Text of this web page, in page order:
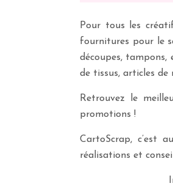
Pour tous les
fournitures pour le
découpes, tampons,
de tissus, articles de
Retrouvez le
promotions !
CartoScrap, c’est
réalisations et